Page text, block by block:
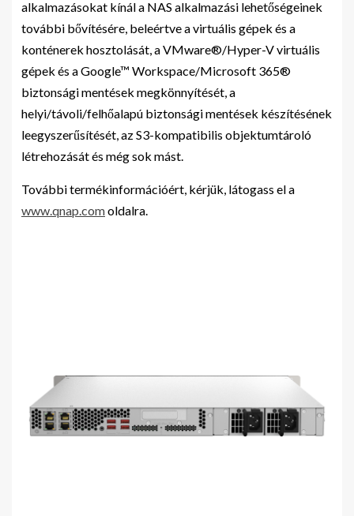
alkalmazásokat kínál a NAS alkalmazási lehetőségeinek
további bővítésére, beleértve a virtuális gépek és a
konténerek hosztolását, a VMware®/Hyper-V virtuális
gépek és a Google™ Workspace/Microsoft 365®
biztonsági mentések megkönnyítését, a
helyi/távoli/felhőalapú biztonsági mentések készítésének
leegyszerűsítését, az S3-kompatibilis objektumtároló
létrehozását és még sok mást.
További termékinformációért, kérjük, látogass el a
www.qnap.comoldalra.